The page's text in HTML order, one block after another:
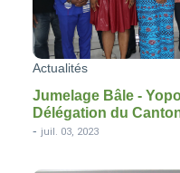
Actualités
Jumelage Bâle -
Délégation du
- juil. 03, 2023